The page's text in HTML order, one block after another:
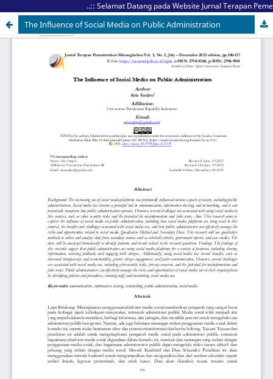
..:: Selamat Datang pada Website Jurnal Terapan
The Influence of Social Media on Public Administration